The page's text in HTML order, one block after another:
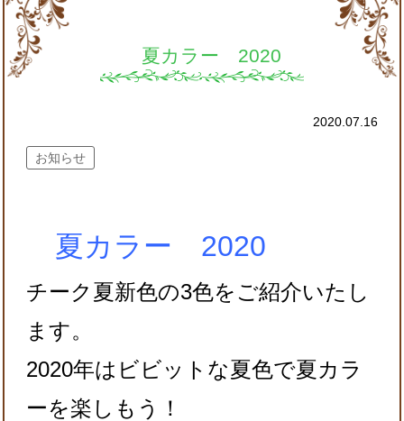
夏カラー 2020
2020.07.16
お知らせ
夏カラー 2020
チーク夏新色の3色をご紹介いたし
ます。
2020年はビビットな夏色で夏カラ
ーを楽しもう！